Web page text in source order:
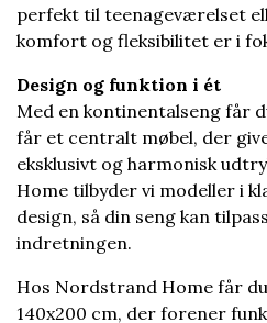
perfekt til teenageværelset
komfort og fleksibilitet er i
Design og funktion i ét
Med en kontinentalseng får
får et centralt møbel, der
eksklusivt og harmonisk
Home tilbyder vi modeller i
design, så din seng kan
indretningen.
Hos Nordstrand Home får
140x200 cm, der forener